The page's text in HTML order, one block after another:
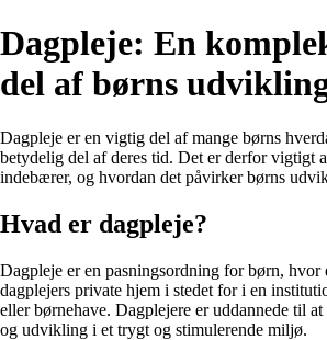
Dagpleje: En
del af børns
Dagpleje er en vigtig del af mange børns
betydelig del af deres tid. Det er derfor vigtigt
indebærer, og hvordan det påvirker børns
Hvad er dagpleje?
Dagpleje er en pasningsordning for børn, hvor
dagplejers private hjem i stedet for i en
eller børnehave. Dagplejere er uddannede til
og udvikling i et trygt og stimulerende miljø.